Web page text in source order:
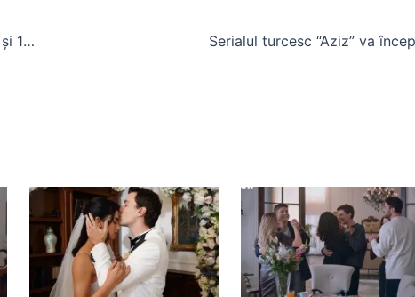
Flori însângerate episoadele 180 și 181, rezumat